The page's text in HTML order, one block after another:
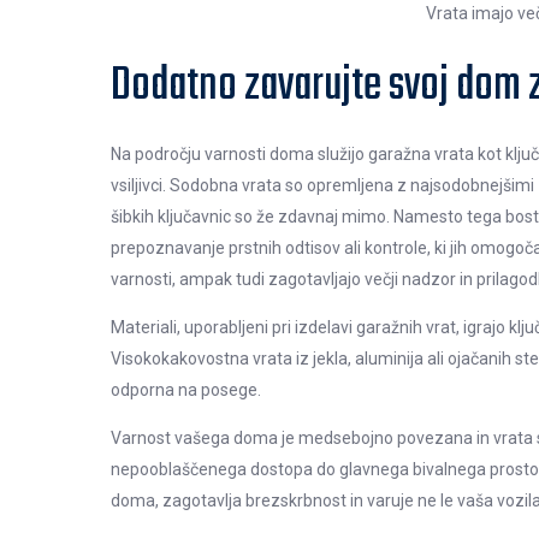
Vrata imajo
Dodatno zavarujte svoj
Na področju varnosti doma služijo garažna vrata kot
vsiljivci. Sodobna vrata so opremljena z
šibkih ključavnic so že zdavnaj mimo. Namesto tega
prepoznavanje prstnih odtisov ali kontrole, ki jih
varnosti, ampak tudi zagotavljajo večji nadzor in
Materiali, uporabljeni pri izdelavi garažnih vrat, igrajo
Visokokakovostna vrata iz jekla, aluminija ali ojačanih
odporna na posege.
Varnost vašega doma je medsebojno povezana in
nepooblaščenega dostopa do glavnega bivalnega
doma, zagotavlja brezskrbnost in varuje ne le vaša